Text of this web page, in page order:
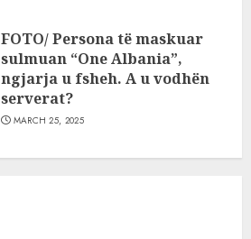
FOTO/ Persona të maskuar
sulmuan “One Albania”,
ngjarja u fsheh. A u vodhën
serverat?
MARCH 25, 2025